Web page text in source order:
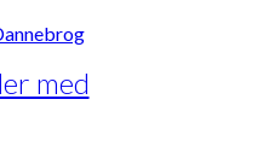
med